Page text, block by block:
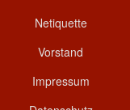
Netiquette
Vorstand
Impressum